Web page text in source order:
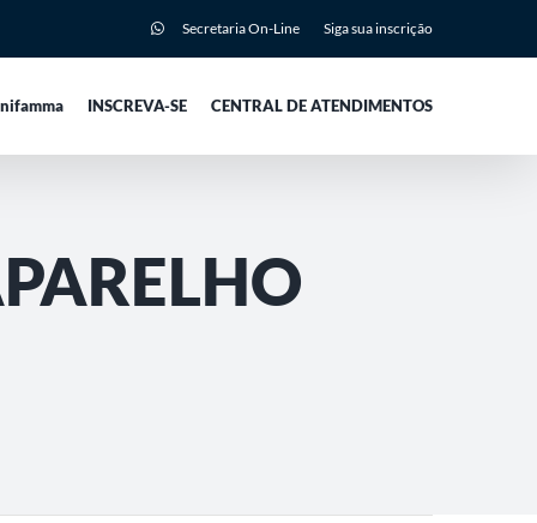
Secretaria On-Line Siga sua inscrição
INSCREVA-SE CENTRAL DE ATENDIMENTOS